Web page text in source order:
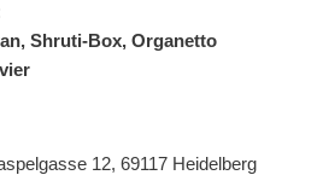
Shruti-Box, Organetto
12, 69117 Heidelberg